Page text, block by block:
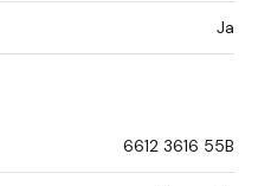
Ja
6612 3616 55B